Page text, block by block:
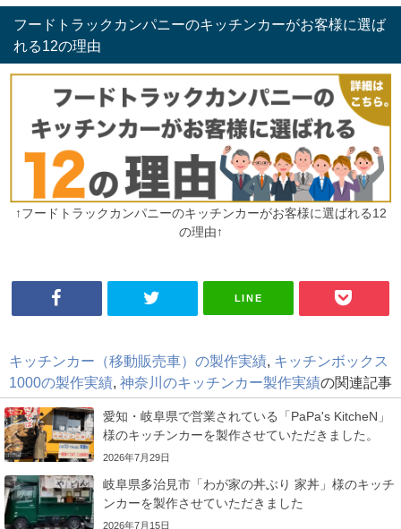
フードトラックカンパニーのキッチンカーがお客様に選ば
れる12の理由
↑フードトラックカンパニーのキッチンカーがお客様に選ばれる12
の理由↑
LINE
キッチンカー（移動販売車）の製作実績 キッチンボックス
1000の製作実績 神奈川のキッチンカー製作実績の関連記事
愛知・岐阜県で営業されている「PaPa's KitcheN」
様のキッチンカーを製作させていただきました。
2026年7月29日
岐阜県多治見市「わが家の丼ぶり 家丼」様のキッチ
ンカーを製作させていただきました
2026年7月15日